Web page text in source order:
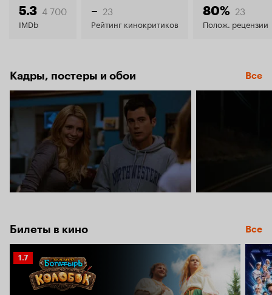
5.9
5.3 4 700
IMDb
– 23
Рейтинг кинокритиков
80% 23
Полож. рецензии
Кадры, постеры и обои Все
Билеты в кино Все
Рейтинг
Кинопоиска
1.7